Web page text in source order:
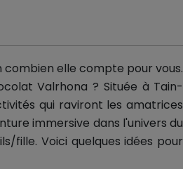
elle compte pour vous.
Valrhona ? Située à Tain-
qui raviront les amatrices
immersive dans l'univers du
fille. Voici quelques idées pour